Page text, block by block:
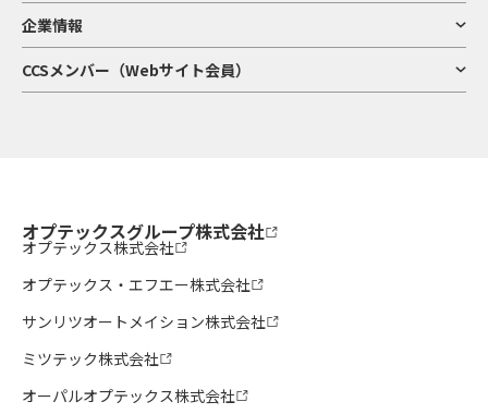
企業情報
CCSメンバー（Webサイト会員）
オプテックスグループ株式会社
オプテックス株式会社
オプテックス・エフエー株式会社
サンリツオートメイション株式会社
ミツテック株式会社
オーパルオプテックス株式会社